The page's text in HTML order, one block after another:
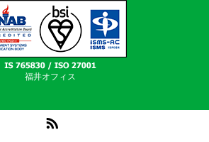
福井オフィス